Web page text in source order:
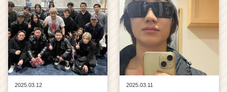
2025.03.12
2025.03.11